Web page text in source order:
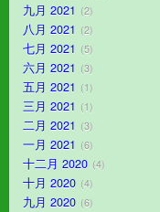
九月 2021 2
八月 2021 2
七月 2021 5
六月 2021 3
五月 2021 1
三月 2021 1
二月 2021 3
一月 2021 6
十二月 2020 4
十月 2020 4
九月 2020 6